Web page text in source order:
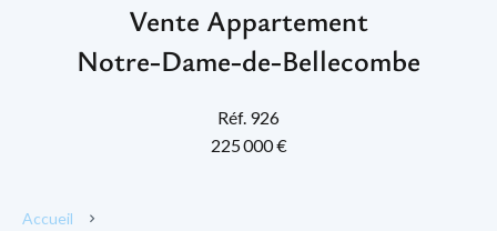
Vente Appartement
Notre-Dame-de-Bellecombe
Réf. 926
225 000 €
Accueil